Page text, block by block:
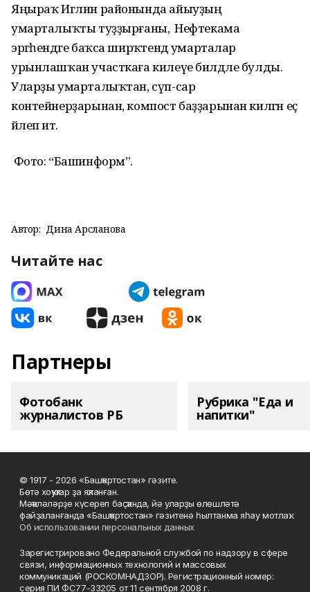
Яңыраҡ Иглин районында айыуҙың
умарталыҡты туҙҙырғаны, ә Нефтекама
эргәһендәге баҡса ширҡәтендә умарталар
урынлашҡан участкаға килеүе билдәле булды.
Уларҙы умарталыҡтан, сүп-сар
контейнерҙарынан, компост баҙҙарынан килгән еҫ
йәлеп итә.
Фото: “Башинформ”.
Автор: Дина Арсланова
Читайте нас
Партнеры
Фотобанк
журналистов РБ
Рубрика "Еда и
напитки"
© 1917 - 2026 «Башҡортостан» гәзите.
Бөтә хоҡуҡтар ҙа яҡланған.
Мәҡәләләрҙе күсереп баҫҡанда, йә уларҙы өлөшләтә
файҙаланғанда «Башҡортостан» гәзитенә һылтанма яһау мотлаҡ.
Об использовании персональных данных
Зарегистрировано Федеральной службой по надзору в сфере
связи, информационных технологий и массовых
коммуникаций (РОСКОМНАДЗОР). Регистрационный номер:
серия ПИ ФС77-33205 от 11 сентября 2008 г.